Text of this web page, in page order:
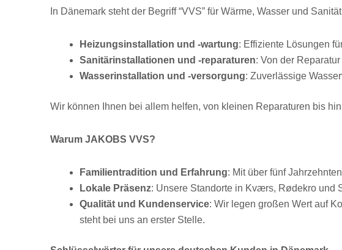
In Dänemark steht der Begriff “VVS” für Wärme, Wasser und
Heizungsinstallation und -wartung: Effiziente Lösungen
Sanitärinstallationen und -reparaturen: Von der
Wasserinstallation und -versorgung: Zuverlässige
Wir können Ihnen bei allem helfen, von kleinen Reparaturen bis
Warum JAKOBS VVS?
Familientradition und Erfahrung: Mit über fünf
Lokale Präsenz: Unsere Standorte in Kværs, Rødekro und
Qualität und Kundenservice: Wir legen großen Wert auf
steht bei uns an erster Stelle.